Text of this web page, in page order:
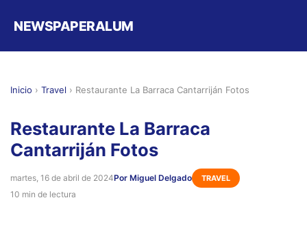
NEWSPAPERALUM
Inicio › Travel › Restaurante La Barraca Cantarriján Fotos
Restaurante La Barraca
Cantarriján Fotos
martes, 16 de abril de 2024Por Miguel Delgado TRAVEL
10 min de lectura